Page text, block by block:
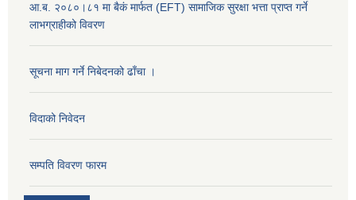
आ.ब. २०८०।८१ मा बैकं मार्फत (EFT) सामाजिक सुरक्षा भत्ता प्राप्त गर्ने
लाभग्राहीको विवरण
सूचना माग गर्ने निबेदनको ढाँचा ।
विदाको निवेदन
सम्पति विवरण फारम